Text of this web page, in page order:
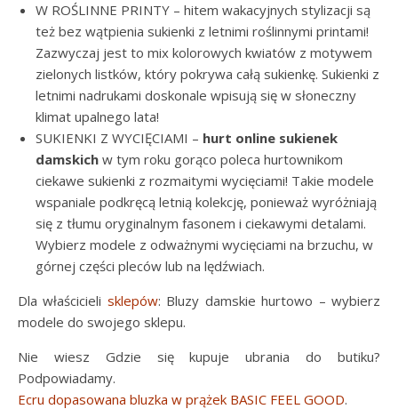
W ROŚLINNE PRINTY – hitem wakacyjnych stylizacji są
też bez wątpienia sukienki z letnimi roślinnymi printami!
Zazwyczaj jest to mix kolorowych kwiatów z motywem
zielonych listków, który pokrywa całą sukienkę. Sukienki z
letnimi nadrukami doskonale wpisują się w słoneczny
klimat upalnego lata!
SUKIENKI Z WYCIĘCIAMI – hurt online sukienek
damskich w tym roku gorąco poleca hurtownikom
ciekawe sukienki z rozmaitymi wycięciami! Takie modele
wspaniale podkręcą letnią kolekcję, ponieważ wyróżniają
się z tłumu oryginalnym fasonem i ciekawymi detalami.
Wybierz modele z odważnymi wycięciami na brzuchu, w
górnej części pleców lub na lędźwiach.
Dla właścicieli sklepów: Bluzy damskie hurtowo – wybierz
modele do swojego sklepu.
Nie wiesz Gdzie się kupuje ubrania do butiku?
Podpowiadamy.
Ecru dopasowana bluzka w prążek BASIC FEEL GOOD.